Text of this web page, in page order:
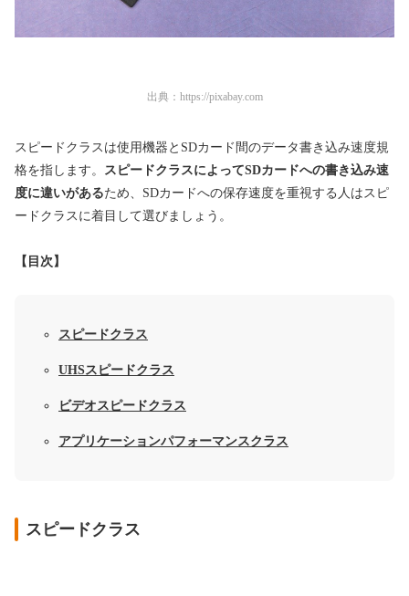
出典： https://pixabay.com
スピードクラスは使用機器とSDカード間のデータ書き込み速度規
格を指します。
スピードクラスによってSDカードへの書き込み速
度に違いがあるため、SDカードへの保存速度を重視する人はスピ
ードクラスに着目して選びましょう。
【目次】
スピードクラス
UHSスピードクラス
ビデオスピードクラス
アプリケーションパフォーマンスクラス
スピードクラス